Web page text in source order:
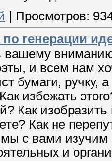
| Просмотров:
генерации
вашему
и всем нам
бумаги, ручку,
избежать
Как изобразить
Как не
с вами изучим
и